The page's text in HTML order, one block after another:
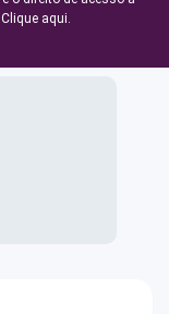
Clique aqui.